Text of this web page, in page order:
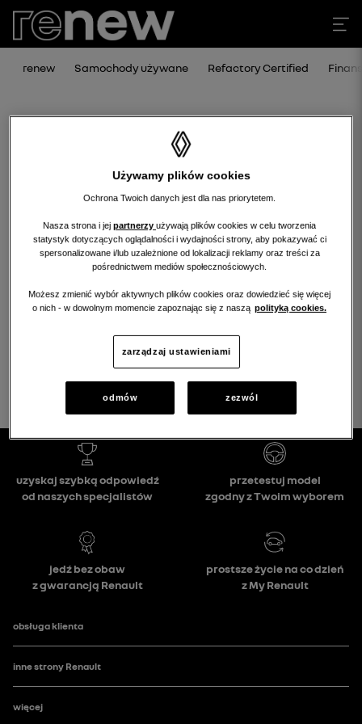
renew Samochody używane Refactory Certified
Niestety, wybrany dealer nie ma
obecnie żadnych ofert w tej kategorii.
Wróć na stronę główną.
wróć na stronę główną
Używamy plików cookies
Ochrona Twoich danych jest dla nas priorytetem.
Nasza strona i jej partnerzy używają plików cookies w celu tworzenia
statystyk dotyczących oglądalności i wydajności strony, aby pokazywać ci
spersonalizowane i/lub uzależnione od lokalizacji reklamy oraz treści za
pośrednictwem mediów społecznościowych.
Możesz zmienić wybór aktywnych plików cookies oraz dowiedzieć się więcej
o nich - w dowolnym momencie zapoznając się z naszą polityką cookies.
zarządzaj ustawieniami
odmów zezwól